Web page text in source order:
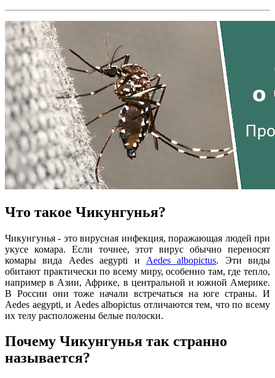
Что такое Чикунгунья?
Чикунгунья - это вирусная инфекция, поражающая людей при
укусе комара. Если точнее, этот вирус обычно переносят
комары вида Aedes aegypti и Aedes albopictus. Эти виды
обитают практически по всему миру, особенно там, где тепло,
например в Азии, Африке, в центральной и южной Америке.
В России они тоже начали встречаться на юге страны. И
Aedes aegypti, и Aedes albopictus отличаются тем, что по всему
их телу расположены белые полоски.
Почему Чикунгунья так странно
называется?